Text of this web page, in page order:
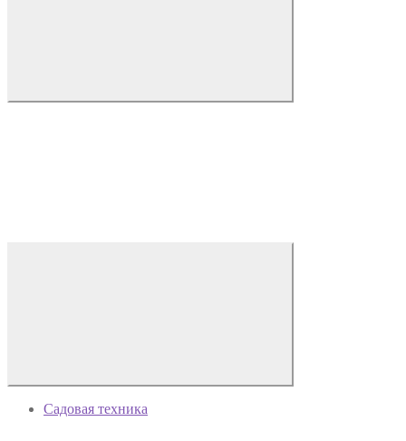
Садовая техника